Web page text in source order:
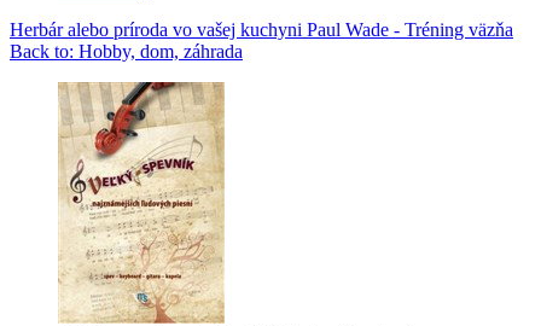
Herbár alebo príroda vo vašej kuchyni Paul Wade - Tréning väzňa
Back to: Hobby, dom, záhrada